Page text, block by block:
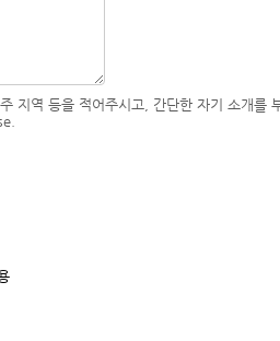
주 지역 등을 적어주시고, 간단한 자기 소